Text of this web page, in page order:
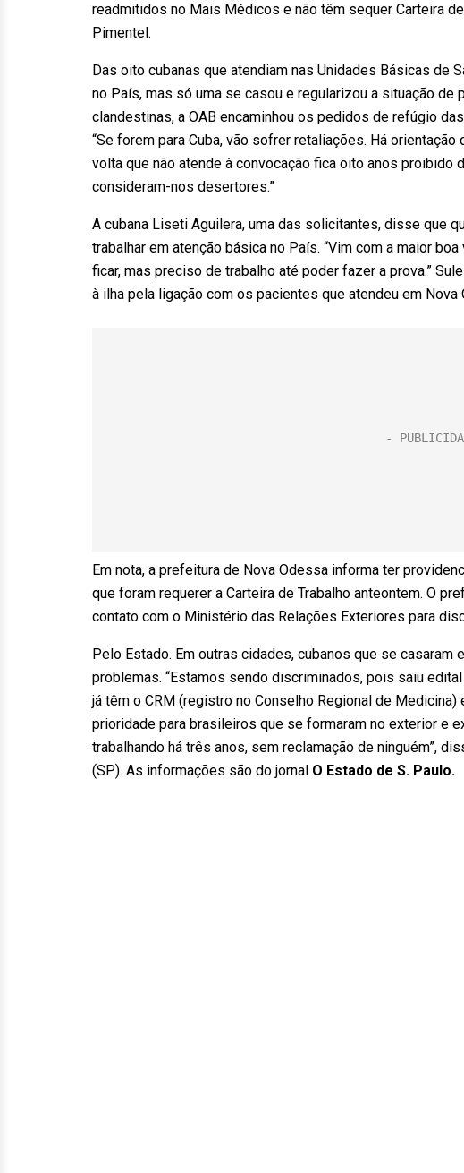
readmitidos no Mais Médicos e não têm sequer Carteira
Pimentel.
Das oito cubanas que atendiam nas Unidades Básicas de
no País, mas só uma se casou e regularizou a situação de
clandestinas, a OAB encaminhou os pedidos de refúgio
“Se forem para Cuba, vão sofrer retaliações. Há
volta que não atende à convocação fica oito anos proibido
consideram-nos desertores.”
A cubana Liseti Aguilera, uma das solicitantes, disse que
trabalhar em atenção básica no País. “Vim com a maior
ficar, mas preciso de trabalho até poder fazer a prova.”
à ilha pela ligação com os pacientes que atendeu em Nova
Em nota, a prefeitura de Nova Odessa informa ter
que foram requerer a Carteira de Trabalho anteontem. O
contato com o Ministério das Relações Exteriores para
Pelo Estado. Em outras cidades, cubanos que se
problemas. “Estamos sendo discriminados, pois saiu
já têm o CRM (registro no Conselho Regional de
prioridade para brasileiros que se formaram no exterior e
trabalhando há três anos, sem reclamação de ninguém”,
(SP). As informações são do jornal O Estado de S. Paulo.